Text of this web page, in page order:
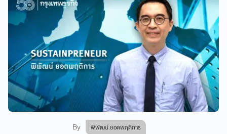
By พิพัฒน์ ยอดพฤติการ